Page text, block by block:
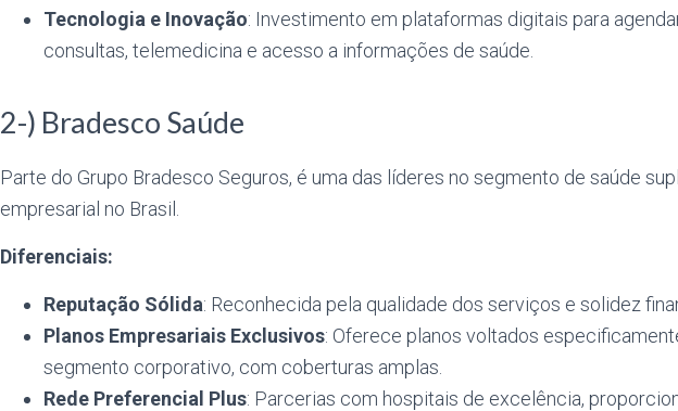
Tecnologia e Inovação: Investimento em plataformas digitais para
consultas, telemedicina e acesso a informações de saúde.
2-) Bradesco Saúde
Parte do Grupo Bradesco Seguros, é uma das líderes no segmento de saúde
empresarial no Brasil.
Diferenciais:
Reputação Sólida: Reconhecida pela qualidade dos serviços e solidez
Planos Empresariais Exclusivos: Oferece planos voltados
segmento corporativo, com coberturas amplas.
Rede Preferencial Plus: Parcerias com hospitais de excelência,